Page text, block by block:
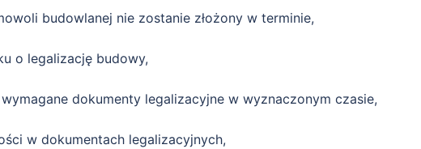
budowlanej nie zostanie złożony w terminie,
o legalizację budowy,
dokumenty legalizacyjne w wyznaczonym czasie,
w dokumentach legalizacyjnych,